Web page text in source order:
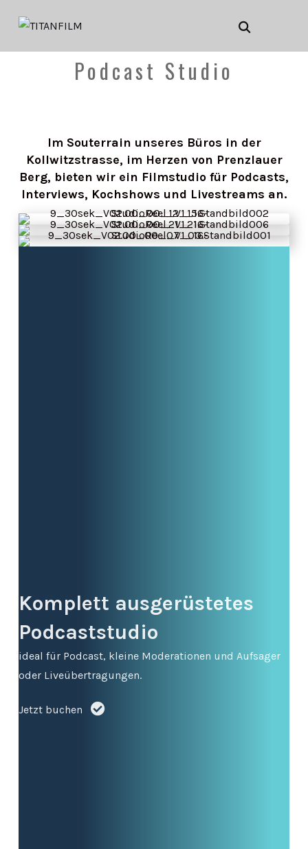
Podcast Studio
Im Souterrain unseres Büros in der
Kollwitzstrasse, im Herzen von Prenzlauer
Berg, bieten wir ein Filmstudio für Podcasts,
Interviews, Kochshows und Livestreams an.
Komplett ausgerüstetes
Podcaststudio
ideal für Podcast, kleine Moderationen und Aufsager
oder Liveübertragungen.
Jetzt buchen